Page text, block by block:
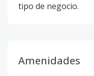
tipo de negocio.
Amenidades